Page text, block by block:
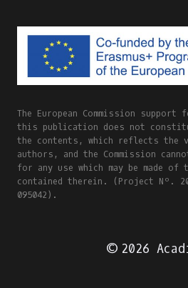
The European Commission
this publication does not
the contents, which reflects the
authors, and the Commission
for any use which may be made of
contained therein. (Project Nº.
095042).
© 2026